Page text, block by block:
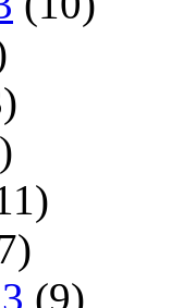
(9)